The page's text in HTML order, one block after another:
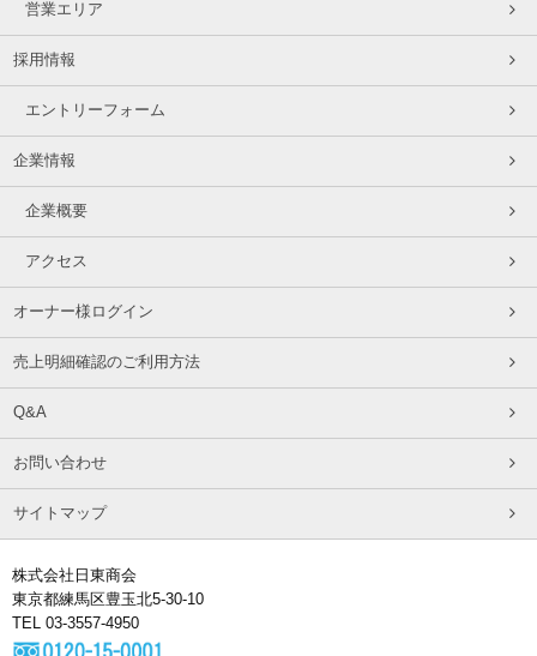
営業エリア
採用情報
エントリーフォーム
企業情報
企業概要
アクセス
オーナー様ログイン
売上明細確認のご利用方法
Q&A
お問い合わせ
サイトマップ
株式会社日東商会
東京都練馬区豊玉北5-30-10
TEL 03-3557-4950